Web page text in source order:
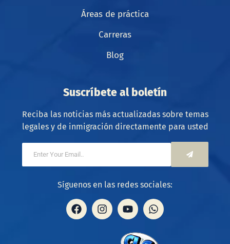
Áreas de práctica
Carreras
Blog
Suscríbete al boletín
Reciba las noticias más actualizadas sobre temas
legales y de inmigración directamente para usted
Síguenos en las redes sociales: